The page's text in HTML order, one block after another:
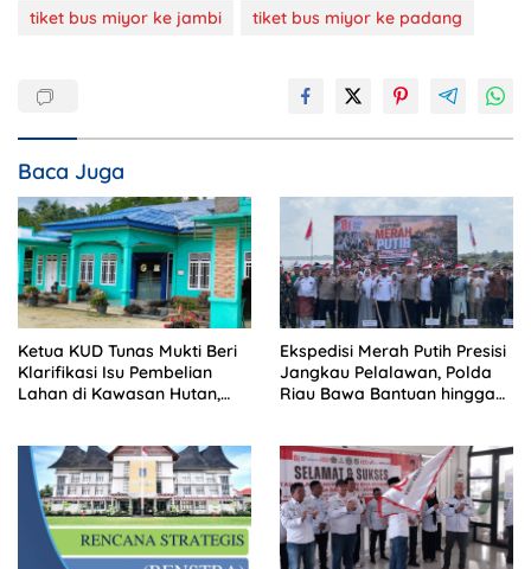
tiket bus miyor ke jambi
tiket bus miyor ke padang
Baca Juga
Ketua KUD Tunas Mukti Beri
Klarifikasi Isu Pembelian
Lahan di Kawasan Hutan,
Ekspedisi Merah Putih Presisi
Jangkau Pelalawan, Polda
Riau Bawa Bantuan hingga